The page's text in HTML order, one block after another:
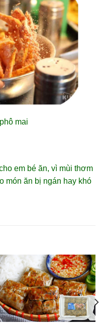
mai
em bé ăn, vì mùi thơm
món ăn bị ngán hay khó